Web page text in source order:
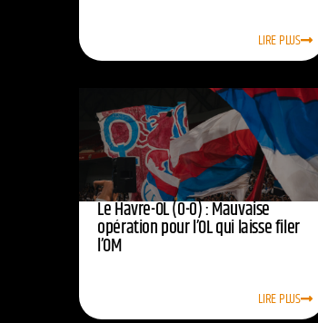
LIRE PLUS
Le Havre-OL (0-0) : Mauvaise
opération pour l’OL qui laisse filer
l’OM
LIRE PLUS